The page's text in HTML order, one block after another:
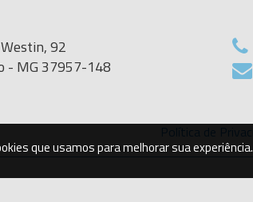
que usamos para melhorar sua experiência.
92
- MG 37957-148